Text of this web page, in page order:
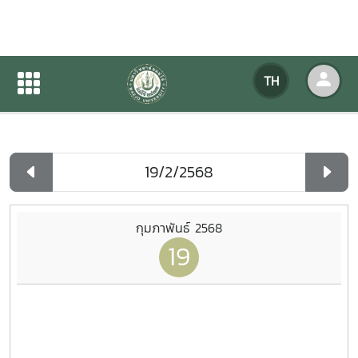
TH
ปฏิทินกิจกรรมของหน่วยงาน
ปฏิทินกิจกรรมของหน่วยงาน
กุมภาพันธ์ 2568
19